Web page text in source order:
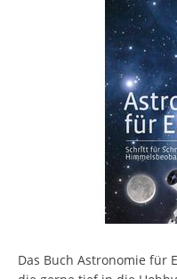
Das Buch Astronomie für